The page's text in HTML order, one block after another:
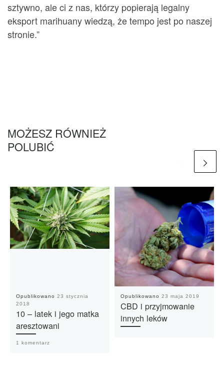
sztywno, ale ci z nas, którzy popierają legalny
eksport marihuany wiedzą, że tempo jest po naszej
stronie.”
MOŻESZ RÓWNIEŻ
POLUBIĆ
Opublikowano 23 stycznia
2018
10 – latek i jego matka
aresztowani
1 komentarz
Opublikowano 23 maja 2019
CBD i przyjmowanie
innych leków